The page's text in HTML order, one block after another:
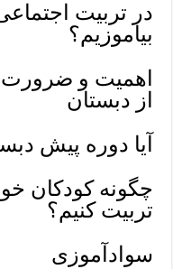
در تربیت
بیاموزیم؟
اهمیت و
از دبستان
آیا دوره پیش
چگونه کودکان
تربیت کنیم؟
سوادآموزی